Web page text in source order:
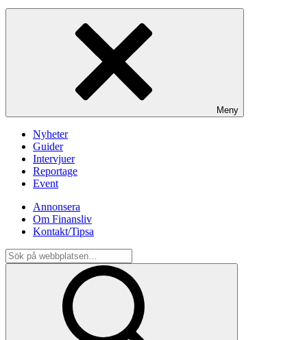
Meny
Nyheter
Guider
Intervjuer
Reportage
Event
Annonsera
Om Finansliv
Kontakt/Tipsa